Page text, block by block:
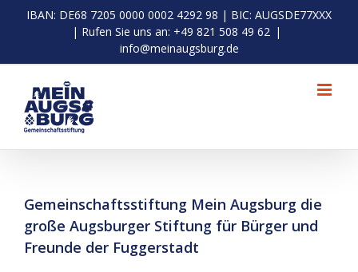
Inhalt
IBAN: DE68 7205 0000 0002 4292 98 | BIC: AUGSDE77XXX
| Rufen Sie uns an: +49 821 508 49 62 |
info@meinaugsburg.de
Gemeinschaftsstiftung Mein Augsburg die
große Augsburger Stiftung für Bürger und
Freunde der Fuggerstadt